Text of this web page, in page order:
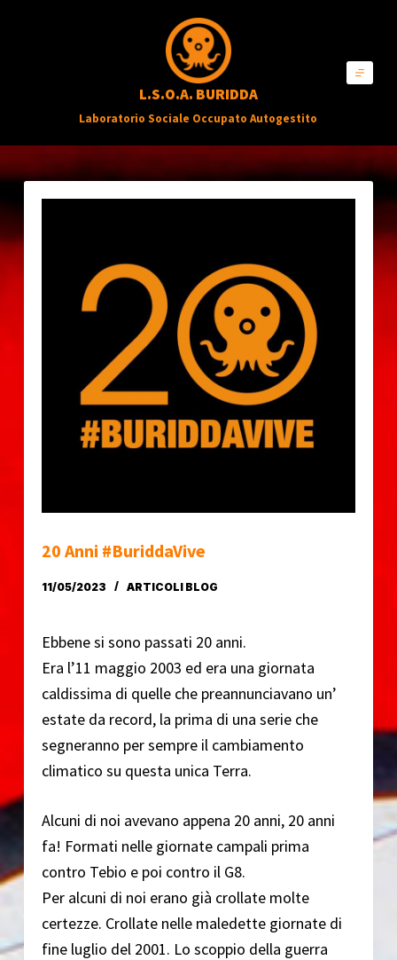
a
l
o
n
L.S.O.A. BURIDDA
Laboratorio Sociale Occupato Autogestito
20 Anni #BuriddaVive
11/05/2023 ARTICOLI BLOG
Ebbene si sono passati 20 anni.
Era l’11 maggio 2003 ed era una giornata
caldissima di quelle che preannunciavano un’
estate da record, la prima di una serie che
segneranno per sempre il cambiamento
climatico su questa unica Terra.
Alcuni di noi avevano appena 20 anni, 20 anni
fa! Formati nelle giornate campali prima
contro Tebio e poi contro il G8.
Per alcuni di noi erano già crollate molte
certezze. Crollate nelle maledette giornate di
fine luglio del 2001. Lo scoppio della guerra